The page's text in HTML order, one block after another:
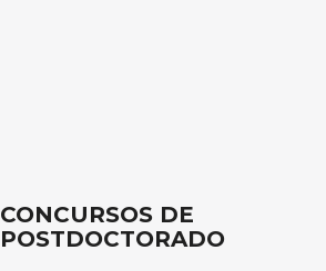
CONCURSOS DE
POSTDOCTORADO